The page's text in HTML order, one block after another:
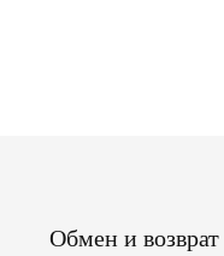
Обмен и возврат